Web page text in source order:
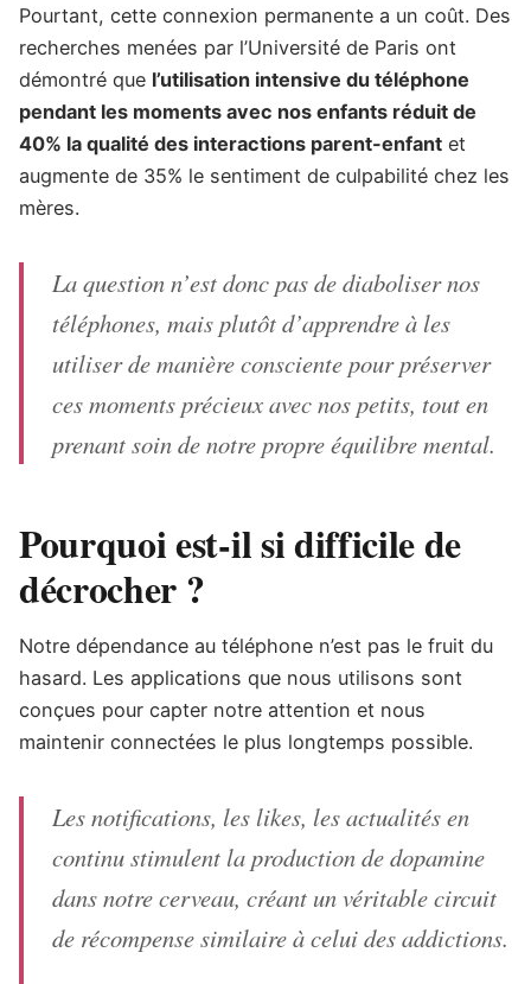
Pourtant, cette connexion permanente a un coût. Des
recherches menées par l’Université de Paris ont
démontré que l’utilisation intensive du téléphone
pendant les moments avec nos enfants réduit de
40% la qualité des interactions parent-enfant et
augmente de 35% le sentiment de culpabilité chez les
mères.
La question n’est donc pas de diaboliser nos
téléphones, mais plutôt d’apprendre à les
utiliser de manière consciente pour préserver
ces moments précieux avec nos petits, tout en
prenant soin de notre propre équilibre mental.
Pourquoi est-il si difficile de
décrocher ?
Notre dépendance au téléphone n’est pas le fruit du
hasard. Les applications que nous utilisons sont
conçues pour capter notre attention et nous
maintenir connectées le plus longtemps possible.
Les notifications, les likes, les actualités en
continu stimulent la production de dopamine
dans notre cerveau, créant un véritable circuit
de récompense similaire à celui des addictions.